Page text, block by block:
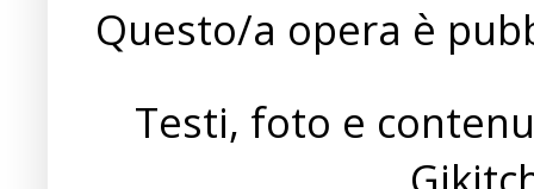
Questo/a opera è
Testi, foto e